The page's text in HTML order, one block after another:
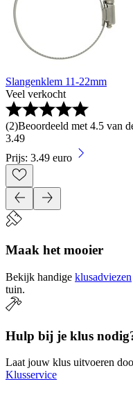
Slangenklem 11-22mm
Veel verkocht
(2)Beoordeeld met 4.5 van
3.49
Prijs: 3.49 euro
Maak het mooier
Bekijk handige klusadviezen
tuin.
Hulp bij je klus
Laat jouw klus uitvoeren
Klusservice